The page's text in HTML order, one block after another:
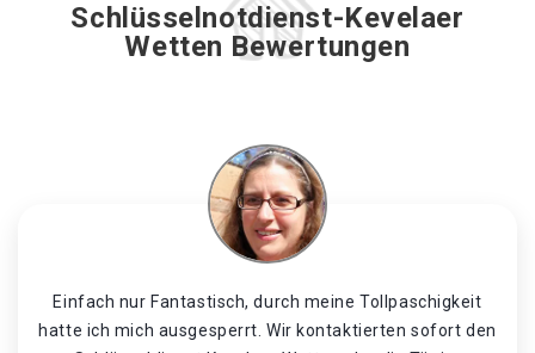
Schlüsselnotdienst-Kevelaer
Wetten Bewertungen
Einfach nur Fantastisch, durch meine Tollpaschigkeit
hatte ich mich ausgesperrt. Wir kontaktierten sofort den